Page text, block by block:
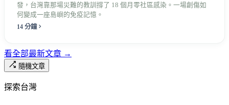
發，台灣靠那場災難的教訓撐了 18 個月零社區感染。一場創傷如
何變成一座島嶼的免疫記憶。
14 分鐘
看全部最新文章 →
隨機文章
探索台灣